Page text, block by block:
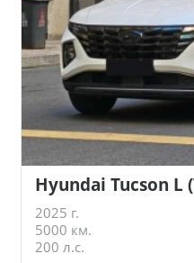
Hyundai Tucson L
2025 г.
5000 км.
200 л.с.